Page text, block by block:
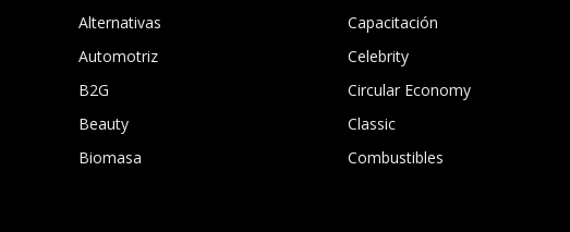
Alternativas
Automotriz
B2G
Beauty
Biomasa
Capacitación
Celebrity
Circular Economy
Classic
Combustibles